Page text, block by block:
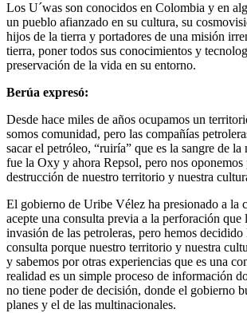
Los U´was son conocidos en Colombia y en
un pueblo afianzado en su cultura, su
hijos de la tierra y portadores de una misión
tierra, poner todos sus conocimientos y
preservación de la vida en su entorno.
Berúa expresó:
Desde hace miles de años ocupamos un
somos comunidad, pero las compañías
sacar el petróleo, “ruiría” que es la sangre de
fue la Oxy y ahora Repsol, pero nos
destrucción de nuestro territorio y nuestra
El gobierno de Uribe Vélez ha presionado a la
acepte una consulta previa a la perforación que
invasión de las petroleras, pero hemos
consulta porque nuestro territorio y nuestra
y sabemos por otras experiencias que es una
realidad es un simple proceso de información
no tiene poder de decisión, donde el gobierno
planes y el de las multinacionales.